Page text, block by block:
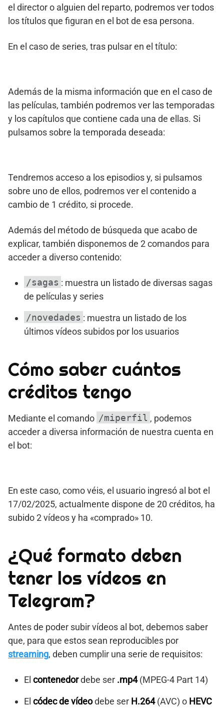
el director o alguien del reparto, podremos ver todos
los títulos que figuran en el bot de esa persona.
En el caso de series, tras pulsar en el título:
Además de la misma información que en el caso de
las películas, también podremos ver las temporadas
y los capítulos que contiene cada una de ellas. Si
pulsamos sobre la temporada deseada:
Tendremos acceso a los episodios y, si pulsamos
sobre uno de ellos, podremos ver el contenido a
cambio de 1 crédito, si procede.
Además del método de búsqueda que acabo de
explicar, también disponemos de 2 comandos para
acceder a diverso contenido:
/sagas : muestra un listado de diversas sagas
de películas y series
/novedades : muestra un listado de los
últimos vídeos subidos por los usuarios
Cómo saber cuántos
créditos tengo
Mediante el comando /miperfil , podemos
acceder a diversa información de nuestra cuenta en
el bot:
En este caso, como véis, el usuario ingresó al bot el
17/02/2025, actualmente dispone de 20 créditos, ha
subido 2 vídeos y ha «comprado» 10.
¿Qué formato deben
tener los vídeos en
Telegram?
Antes de poder subir vídeos al bot, debemos saber
que, para que estos sean reproducibles por
streaming, deben cumplir una serie de requisitos:
El contenedordebe ser .mp4(MPEG-4 Part 14)
El códec de vídeodebe ser H.264(AVC) o HEVC